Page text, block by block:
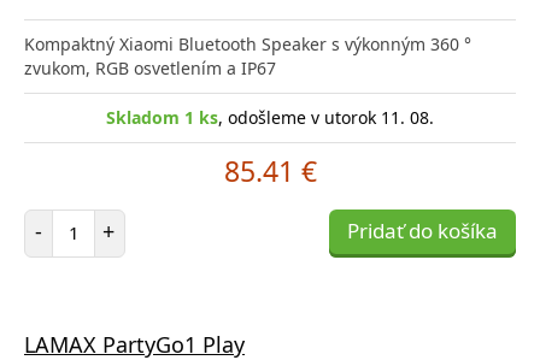
Kompaktný Xiaomi Bluetooth Speaker s výkonným 360 °
zvukom, RGB osvetlením a IP67
Skladom 1 ks, odošleme v utorok 11. 08.
85.41 €
- Počet položiek
+ Pridať do košíka
LAMAX PartyGo1 Play